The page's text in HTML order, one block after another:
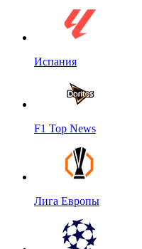
Испания
F1 Top News
Лига Европы